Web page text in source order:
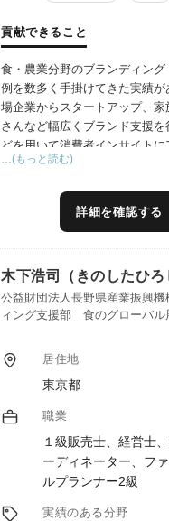
貢献できること
食・農業分野のブランディング
例を数多く手掛けてきた実績が
場企業からスタートアップ、家
さんなど幅広くブランド支援を
どを用いて消費者インサイトに
る手法で、効果的なブランド戦
No.1を獲得したり、20倍の売上
など、結果を重視した施策を立
まえた助言が可能です。
主な受賞歴：グッドデザイン賞
ージングデザイン大賞銅賞など
…(もっと読む)
詳細を確認する
木下浩司（きのしたひろ
公益財団法人長野県産業振興機
ィング支援部 食のグローバル
居住地
東京都
職業
１級販売士、経営士
ーディネーター、フ
ルプランナー2級
実績のある分野